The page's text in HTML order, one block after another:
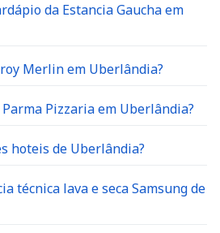
da Estancia Gaucha em
Merlin em Uberlândia?
Pizzaria em Uberlândia?
hoteis de Uberlândia?
técnica lava e seca Samsung de